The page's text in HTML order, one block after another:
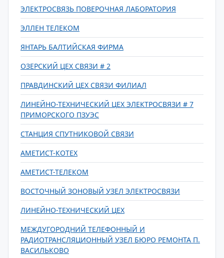
ЭЛЕКТРОСВЯЗЬ ПОВЕРОЧНАЯ ЛАБОРАТОРИЯ
ЭЛЛЕН ТЕЛЕКОМ
ЯНТАРЬ БАЛТИЙСКАЯ ФИРМА
ОЗЕРСКИЙ ЦЕХ СВЯЗИ # 2
ПРАВДИНСКИЙ ЦЕХ СВЯЗИ ФИЛИАЛ
ЛИНЕЙНО-ТЕХНИЧЕСКИЙ ЦЕХ ЭЛЕКТРОСВЯЗИ # 7
ПРИМОРСКОГО ПЗУЭС
СТАНЦИЯ СПУТНИКОВОЙ СВЯЗИ
АМЕТИСТ-КОТЕХ
АМЕТИСТ-ТЕЛЕКОМ
ВОСТОЧНЫЙ ЗОНОВЫЙ УЗЕЛ ЭЛЕКТРОСВЯЗИ
ЛИНЕЙНО-ТЕХНИЧЕСКИЙ ЦЕХ
МЕЖДУГОРОДНИЙ ТЕЛЕФОННЫЙ И
РАДИОТРАНСЛЯЦИОННЫЙ УЗЕЛ БЮРО РЕМОНТА П.
ВАСИЛЬКОВО